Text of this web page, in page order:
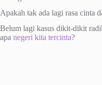
Apakah tak ada lagi rasa cinta
Belum lagi kasus dikit-dikit
apa negeri kita tercinta?